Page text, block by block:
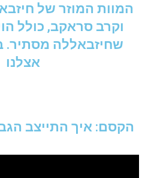
המוות המוזר של
וקרב סראקב, כולל
שחיזבאללה מסתיר.
אצלנו
הקסם: איך התייצב